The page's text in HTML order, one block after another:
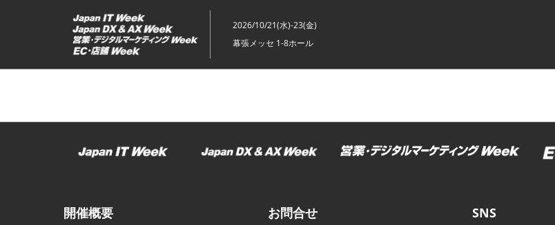
ッ
2026/10/21(水)-23(金)
幕張メッセ 1-8ホール
開催概要 お問合せ SNS